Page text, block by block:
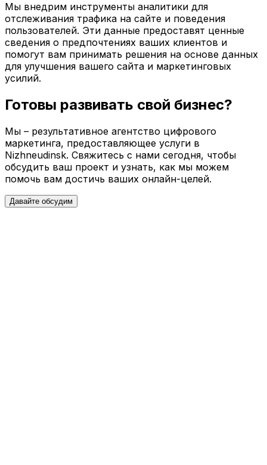
Мы внедрим инструменты аналитики для
отслеживания трафика на сайте и поведения
пользователей. Эти данные предоставят ценные
сведения о предпочтениях ваших клиентов и
помогут вам принимать решения на основе данных
для улучшения вашего сайта и маркетинговых
усилий.
Готовы развивать свой бизнес?
Мы – результативное агентство цифрового
маркетинга, предоставляющее услуги в
Nizhneudinsk. Свяжитесь с нами сегодня, чтобы
обсудить ваш проект и узнать, как мы можем
помочь вам достичь ваших онлайн-целей.
Давайте обсудим